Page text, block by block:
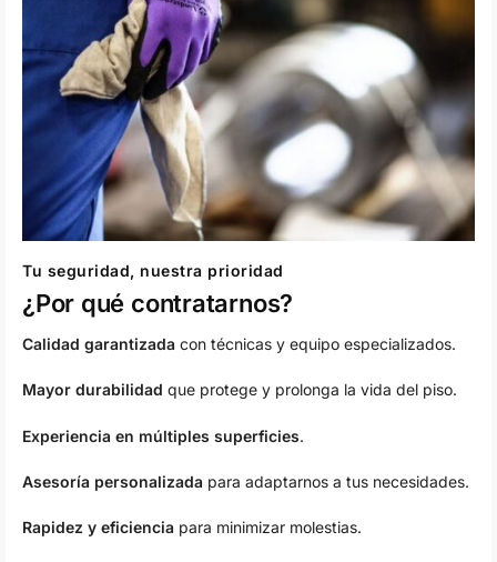
Tu seguridad, nuestra prioridad
¿Por qué contratarnos?
Calidad garantizada con técnicas y equipo especializados.
Mayor durabilidad que protege y prolonga la vida del piso.
Experiencia en múltiples superficies.
Asesoría personalizada para adaptarnos a tus necesidades.
Rapidez y eficiencia para minimizar molestias.